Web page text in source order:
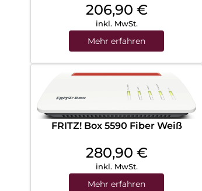
206,90 €
inkl. MwSt.
Mehr erfahren
FRITZ! Box 5590 Fiber Weiß
280,90 €
inkl. MwSt.
Mehr erfahren